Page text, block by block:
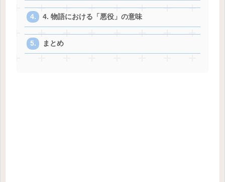
4. 物語における「悪役」の意味
まとめ